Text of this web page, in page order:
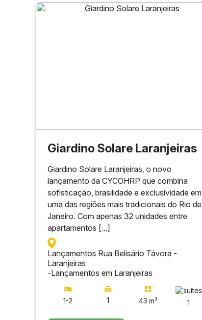
Giardino Solare Laranjeiras
Giardino Solare Laranjeiras, o novo
lançamento da CYCOHRP que combina
sofisticação, brasilidade e exclusividade em
uma das regiões mais tradicionais do Rio de
Janeiro. Com apenas 32 unidades entre
apartamentos [...]
Lançamentos Rua Belisário Távora -
Laranjeiras
-Lançamentos em Laranjeiras
1-2 1 43 m² 1